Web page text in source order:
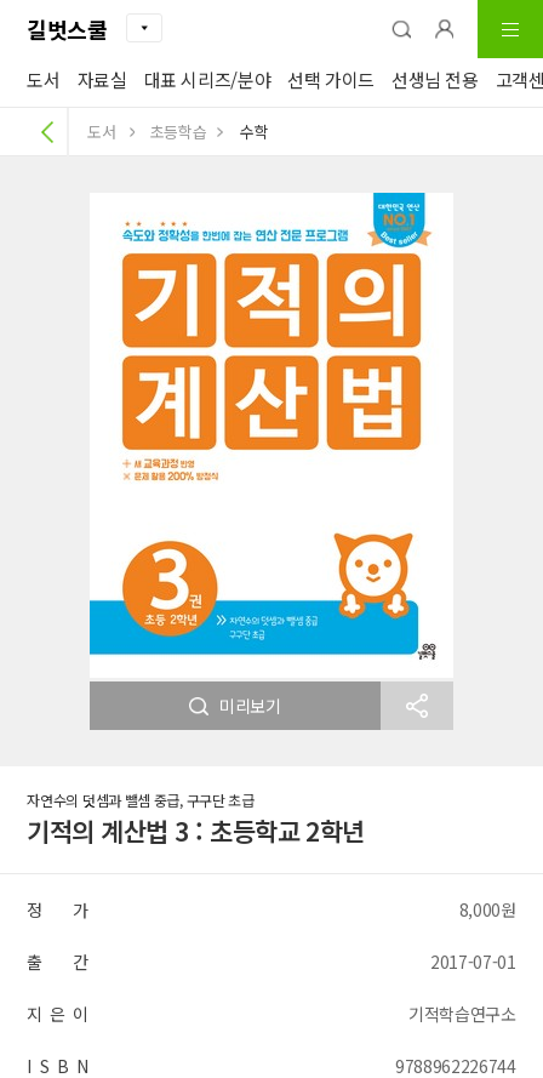
길벗스쿨
도서 자료실 대표 시리즈/분야 선택 가이드 선생님 전용 고객
도서 초등학습 수학
미리보기
자연수의 덧셈과 뺄셈 중급, 구구단 초급
기적의 계산법 3 : 초등학교 2학년
정 가 8,000원
출 간 2017-07-01
지 은 이 기적학습연구소
I S B N 9788962226744